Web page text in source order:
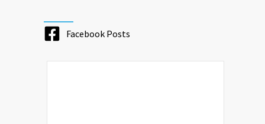
Facebook Posts